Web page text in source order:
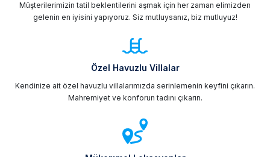
Müşterilerimizin tatil beklentilerini aşmak için her zaman elimizden
gelenin en iyisini yapıyoruz. Siz mutluysanız, biz mutluyuz!
Özel Havuzlu Villalar
Kendinize ait özel havuzlu villalarımızda serinlemenin keyfini çıkarın.
Mahremiyet ve konforun tadını çıkarın.